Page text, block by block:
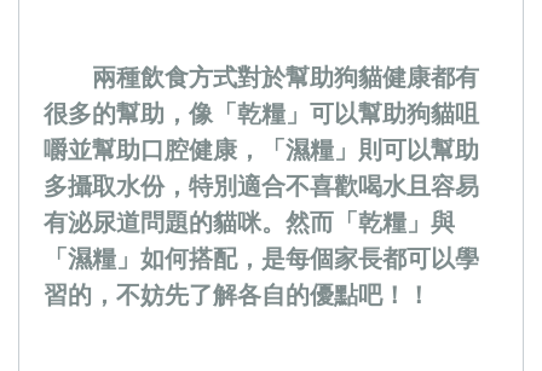
兩種飲食方式對於幫助狗貓健康都有
很多的幫助，像「乾糧」可以幫助狗貓咀
嚼並幫助口腔健康，「濕糧」則可以幫助
多攝取水份，特別適合不喜歡喝水且容易
有泌尿道問題的貓咪。然而「乾糧」與
「濕糧」如何搭配，是每個家長都可以學
習的，不妨先了解各自的優點吧！！